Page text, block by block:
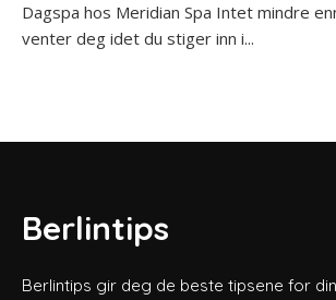
Dagspa hos Meridian Spa Intet mindre
venter deg idet du stiger inn i...
Berlintips
Berlintips gir deg de beste tipsene for